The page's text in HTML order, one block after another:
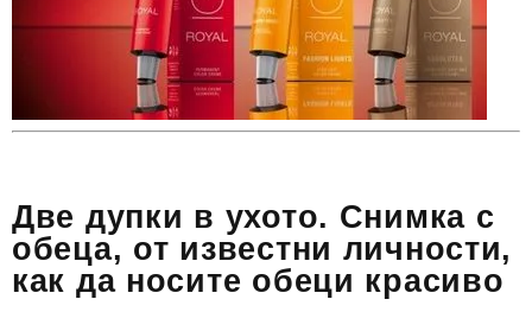
Две дупки в ухото. Снимка с
обеца, от известни личности,
как да носите обеци красиво